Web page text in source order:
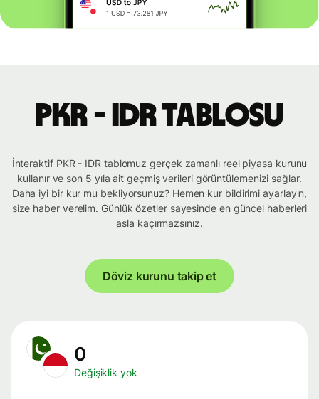
PKR - IDR tablosu
İnteraktif PKR - IDR tablomuz gerçek zamanlı reel piyasa kurunu
kullanır ve son 5 yıla ait geçmiş verileri görüntülemenizi sağlar.
Daha iyi bir kur mu bekliyorsunuz? Hemen kur bildirimi ayarlayın,
size haber verelim. Günlük özetler sayesinde en güncel haberleri
asla kaçırmazsınız.
Döviz kurunu takip et
0
Değişiklik yok